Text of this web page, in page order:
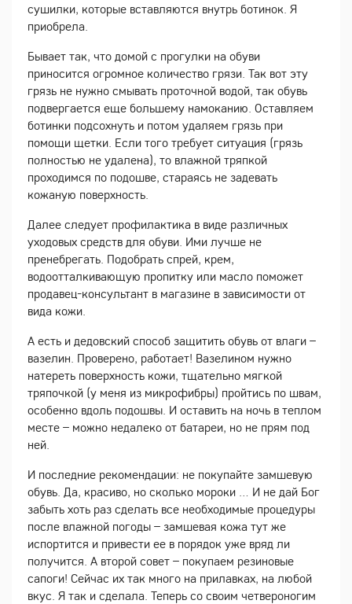
сушилки, которые вставляются внутрь ботинок. Я
приобрела.
Бывает так, что домой с прогулки на обуви
приносится огромное количество грязи. Так вот эту
грязь не нужно смывать проточной водой, так обувь
подвергается еще большему намоканию. Оставляем
ботинки подсохнуть и потом удаляем грязь при
помощи щетки. Если того требует ситуация (грязь
полностью не удалена), то влажной тряпкой
проходимся по подошве, стараясь не задевать
кожаную поверхность.
Далее следует профилактика в виде различных
уходовых средств для обуви. Ими лучше не
пренебрегать. Подобрать спрей, крем,
водоотталкивающую пропитку или масло поможет
продавец-консультант в магазине в зависимости от
вида кожи.
А есть и дедовский способ защитить обувь от влаги –
вазелин. Проверено, работает! Вазелином нужно
натереть поверхность кожи, тщательно мягкой
тряпочкой (у меня из микрофибры) пройтись по швам,
особенно вдоль подошвы. И оставить на ночь в теплом
месте – можно недалеко от батареи, но не прям под
ней.
И последние рекомендации: не покупайте замшевую
обувь. Да, красиво, но сколько мороки … И не дай Бог
забыть хоть раз сделать все необходимые процедуры
после влажной погоды – замшевая кожа тут же
испортится и привести ее в порядок уже вряд ли
получится. А второй совет – покупаем резиновые
сапоги! Сейчас их так много на прилавках, на любой
вкус. Я так и сделала. Теперь со своим четвероногим